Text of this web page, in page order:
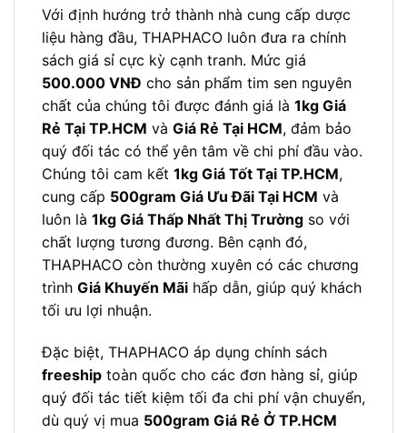
Với định hướng trở thành nhà cung cấp dược
liệu hàng đầu, THAPHACO luôn đưa ra chính
sách giá sỉ cực kỳ cạnh tranh. Mức giá
500.000 VNĐ cho sản phẩm tim sen nguyên
chất của chúng tôi được đánh giá là 1kg Giá
Rẻ Tại TP.HCM và Giá Rẻ Tại HCM, đảm bảo
quý đối tác có thể yên tâm về chi phí đầu vào.
Chúng tôi cam kết 1kg Giá Tốt Tại TP.HCM,
cung cấp 500gram Giá Ưu Đãi Tại HCM và
luôn là 1kg Giá Thấp Nhất Thị Trường so với
chất lượng tương đương. Bên cạnh đó,
THAPHACO còn thường xuyên có các chương
trình Giá Khuyến Mãi hấp dẫn, giúp quý khách
tối ưu lợi nhuận.
Đặc biệt, THAPHACO áp dụng chính sách
freeship toàn quốc cho các đơn hàng sỉ, giúp
quý đối tác tiết kiệm tối đa chi phí vận chuyển,
dù quý vị mua 500gram Giá Rẻ Ở TP.HCM